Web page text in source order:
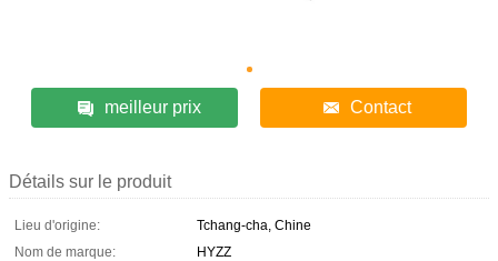
meilleur prix Contact
Détails sur le produit
Lieu d'origine:
Tchang-cha, Chine
Nom de marque:
HYZZ